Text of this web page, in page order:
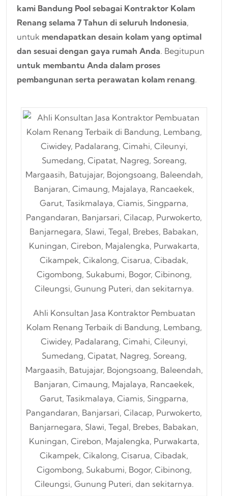
kami Bandung Pool sebagai Kontraktor Kolam
Renang selama 7 Tahun di seluruh Indonesia,
untuk mendapatkan desain kolam yang optimal
dan sesuai dengan gaya rumah Anda. Begitupun
untuk membantu Anda dalam proses
pembangunan serta perawatan kolam renang.
Ahli Konsultan Jasa Kontraktor Pembuatan
Kolam Renang Terbaik di Bandung, Lembang,
Ciwidey, Padalarang, Cimahi, Cileunyi,
Sumedang, Cipatat, Nagreg, Soreang,
Margaasih, Batujajar, Bojongsoang, Baleendah,
Banjaran, Cimaung, Majalaya, Rancaekek,
Garut, Tasikmalaya, Ciamis, Singparna,
Pangandaran, Banjarsari, Cilacap, Purwokerto,
Banjarnegara, Slawi, Tegal, Brebes, Babakan,
Kuningan, Cirebon, Majalengka, Purwakarta,
Cikampek, Cikalong, Cisarua, Cibadak,
Cigombong, Sukabumi, Bogor, Cibinong,
Cileungsi, Gunung Puteri, dan sekitarnya.